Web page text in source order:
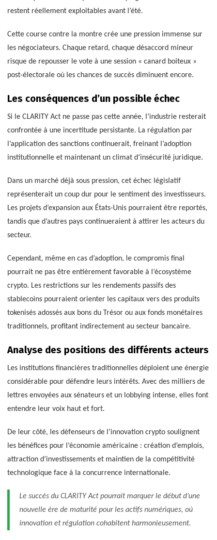
restent réellement exploitables avant l’été.
Cette course contre la montre crée une pression immense sur
les négociateurs. Chaque retard, chaque désaccord mineur
risque de repousser le vote à une session « canard boiteux »
post-électorale où les chances de succès diminuent encore.
Les conséquences d’un possible échec
Si le CLARITY Act ne passe pas cette année, l’industrie resterait
confrontée à une incertitude persistante. La régulation par
l’application des sanctions continuerait, freinant l’adoption
institutionnelle et maintenant un climat d’insécurité juridique.
Dans un marché déjà sous pression, cet échec législatif
représenterait un coup dur pour le sentiment des investisseurs.
Les projets d’expansion aux États-Unis pourraient être reportés,
tandis que d’autres pays continueraient à attirer les acteurs du
secteur.
Cependant, même en cas d’adoption, le compromis final
pourrait ne pas être entièrement favorable à l’écosystème
crypto. Les restrictions sur les rendements passifs des
stablecoins pourraient orienter les capitaux vers des produits
tokenisés adossés aux bons du Trésor ou aux fonds monétaires
traditionnels, profitant indirectement au secteur bancaire.
Analyse des positions des différents acteurs
Les institutions financières traditionnelles déploient une énergie
considérable pour défendre leurs intérêts. Avec des milliers de
lettres envoyées aux sénateurs et un lobbying intense, elles font
entendre leur voix haut et fort.
De leur côté, les défenseurs de l’innovation crypto soulignent
les bénéfices pour l’économie américaine : création d’emplois,
attraction d’investissements et maintien de la compétitivité
technologique face à la concurrence internationale.
Le succès du CLARITY Act pourrait marquer le début d’une
nouvelle ère de maturité pour les actifs numériques, où
innovation et régulation cohabitent harmonieusement.